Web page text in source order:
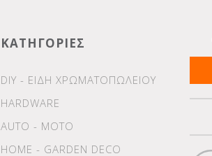
ΚΑΤΗΓΟΡΙΕΣ
DIY - ΕΙΔΗ ΧΡΩΜΑΤΟΠΩΛΕΙΟΥ
HARDWARE
AUTO - MOTO
HOME - GARDEN DECO